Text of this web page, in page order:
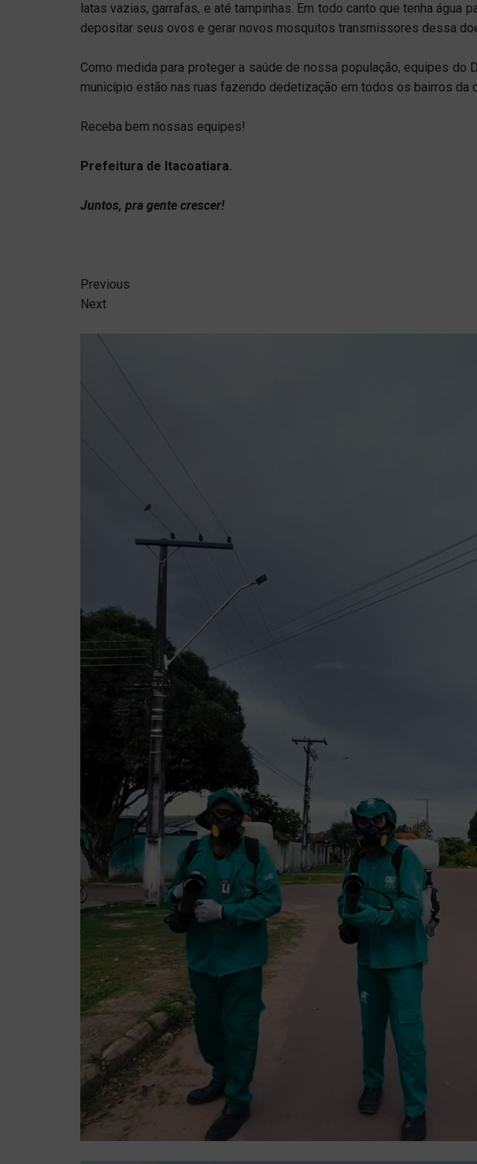
latas vazias, garrafas, e até tampinhas. Em todo canto que tenha água
depositar seus ovos e gerar novos mosquitos transmissores dessa
Como medida para proteger a saúde de nossa população, equipes do
município estão nas ruas fazendo dedetização em todos os bairros da
Receba bem nossas equipes!
Prefeitura de Itacoatiara.
Juntos, pra gente crescer!
Previous
Next